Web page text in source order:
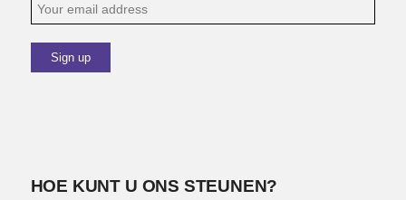
HOE KUNT U ONS STEUNEN?